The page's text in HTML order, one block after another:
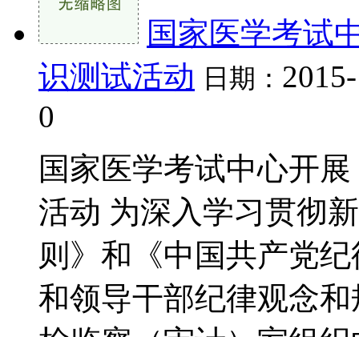
国家医学考试
识测试活动 日期：
0
国家医学考试中心开
活动 为深入学习贯彻
则》和《中国共产党
和领导干部纪律观念